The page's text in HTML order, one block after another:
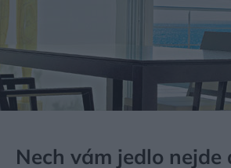
Nech vám jedlo nejde